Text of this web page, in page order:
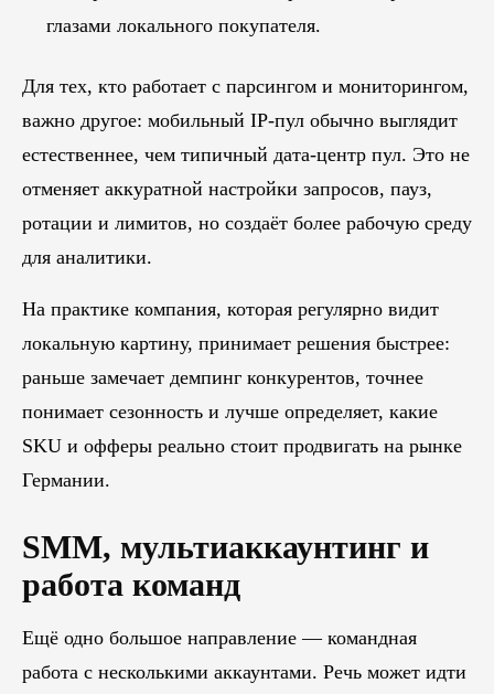
глазами локального покупателя.
Для тех, кто работает с парсингом и мониторингом,
важно другое: мобильный IP-пул обычно выглядит
естественнее, чем типичный дата-центр пул. Это не
отменяет аккуратной настройки запросов, пауз,
ротации и лимитов, но создаёт более рабочую среду
для аналитики.
На практике компания, которая регулярно видит
локальную картину, принимает решения быстрее:
раньше замечает демпинг конкурентов, точнее
понимает сезонность и лучше определяет, какие
SKU и офферы реально стоит продвигать на рынке
Германии.
SMM, мультиаккаунтинг и
работа команд
Ещё одно большое направление — командная
работа с несколькими аккаунтами. Речь может идти